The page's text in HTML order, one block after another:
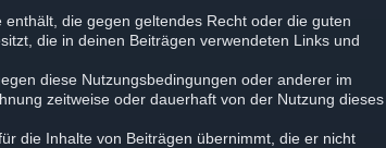
die gegen geltendes Recht oder die guten
die in deinen Beiträgen verwendeten Links und
diese Nutzungsbedingungen oder anderer im
zeitweise oder dauerhaft von der Nutzung dieses
die Inhalte von Beiträgen übernimmt, die er nicht